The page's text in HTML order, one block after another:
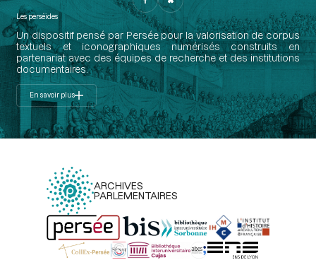
Les perséides
Un dispositif pensé par Persée pour la valorisation de corpus
textuels et iconographiques numérisés construits en
partenariat avec des équipes de recherche et des institutions
documentaires.
En savoir plus
ARCHIVES
PARLEMENTAIRES